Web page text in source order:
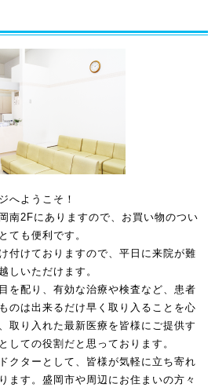
へようこそ！
南2Fにありますので、お買い物のつい
ても便利です。
付けておりますので、平日に来院が難
しいただけます。
を配り、有効な治療や検査など、患者
のは出来るだけ早く取り入ることを心
取り入れた最新医療を皆様にご提供す
しての役割だと思っております。
クターとして、皆様が気軽に立ち寄れ
ます。盛岡市や周辺にお住まいの方々